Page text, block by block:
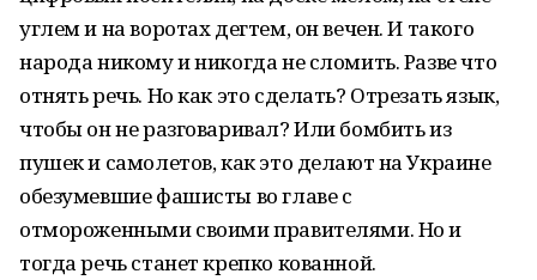
углем и на воротах дегтем, он вечен. И такого
народа никому и никогда не сломить. Разве что
отнять речь. Но как это сделать? Отрезать язык,
чтобы он не разговаривал? Или бомбить из
пушек и самолетов, как это делают на Украине
обезумевшие фашисты во главе с
отмороженными своими правителями. Но и
тогда речь станет крепко кованной.